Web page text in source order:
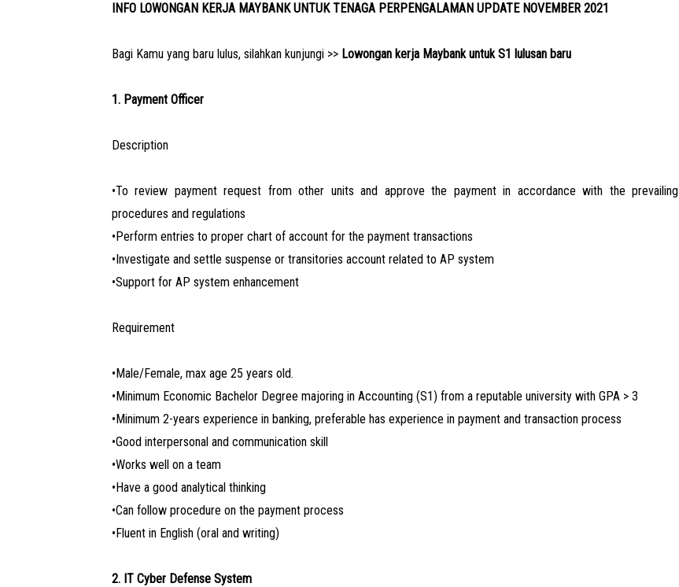
INFO LOWONGAN KERJA MAYBANK UNTUK TENAGA PERPENGALAMAN UPDATE NOVEMBER 2021
Bagi Kamu yang baru lulus, silahkan kunjungi >> Lowongan kerja Maybank untuk S1 lulusan baru
1. Payment Officer
Description
•To review payment request from other units and approve the payment in accordance with the prevailing
procedures and regulations
•Perform entries to proper chart of account for the payment transactions
•Investigate and settle suspense or transitories account related to AP system
•Support for AP system enhancement
Requirement
•Male/Female, max age 25 years old.
•Minimum Economic Bachelor Degree majoring in Accounting (S1) from a reputable university with GPA > 3
•Minimum 2-years experience in banking, preferable has experience in payment and transaction process
•Good interpersonal and communication skill
•Works well on a team
•Have a good analytical thinking
•Can follow procedure on the payment process
•Fluent in English (oral and writing)
2. IT Cyber Defense System